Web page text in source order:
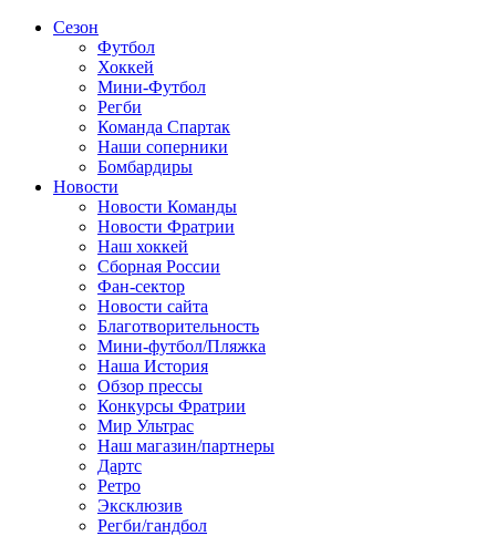
Сезон
Футбол
Хоккей
Мини-Футбол
Регби
Команда Спартак
Наши соперники
Бомбардиры
Новости
Новости Команды
Новости Фратрии
Наш хоккей
Сборная России
Фан-cектор
Новости сайта
Благотворительность
Мини-футбол/Пляжка
Наша История
Обзор прессы
Конкурсы Фратрии
Мир Ультрас
Наш магазин/партнеры
Дартс
Ретро
Эксклюзив
Регби/гандбол